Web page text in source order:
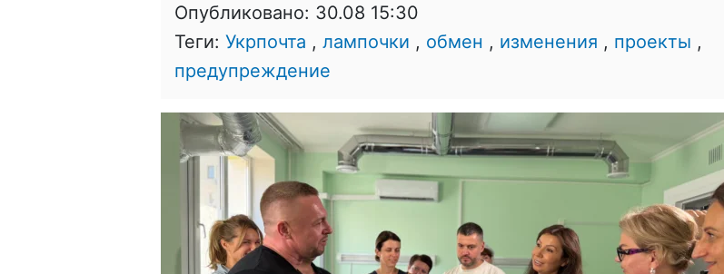
Опубликовано: 30.08 15:30
Теги: Укрпочта , лампочки , обмен , изменения , проекты ,
предупреждение